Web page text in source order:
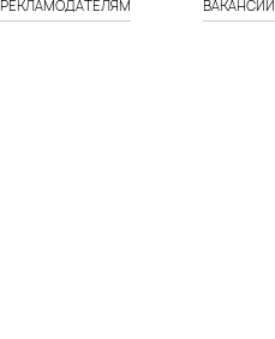
РЕКЛАМОДАТЕЛЯМ ВАКАНСИИ